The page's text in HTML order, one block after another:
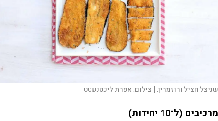
שניצל חציל ורוזמרין. | צילום:אפרת ליכטנשטט
מרכיבים (ל־10 יחידות)